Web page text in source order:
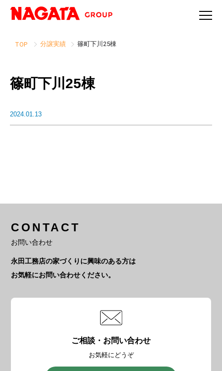
TOP 分譲実績 篠町下川25棟
篠町下川25棟
2024.01.13
CONTACT
お問い合わせ
永田工務店の家づくりに興味のある方は
お気軽にお問い合わせください。
ご相談・お問い合わせ
お気軽にどうぞ